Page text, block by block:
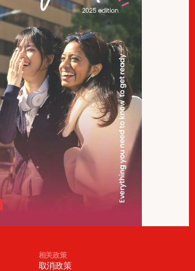
相关政策
取消政策